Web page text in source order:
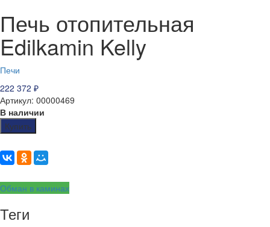
Печь отопительная
Edilkamin Kelly
Печи
222 372 ₽
Артикул: 00000469
В наличии
Купить
Обман в каминах
Теги